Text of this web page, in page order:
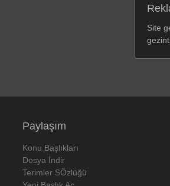
Site
Paylaşım
Konu Başlıkları
Dosya İndir
Terimler SÖzlüğü